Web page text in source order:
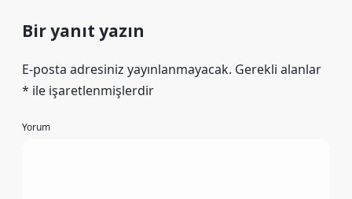
Bir yanıt yazın
E-posta adresiniz yayınlanmayacak. Gerekli alanlar
* ile işaretlenmişlerdir
Yorum